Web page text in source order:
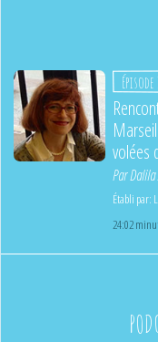
Épisode
volées
Par
Établi par:
24:02